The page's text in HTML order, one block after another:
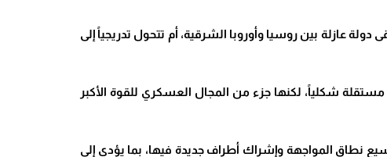
عازلة بين روسيا وأوروبا الشرقية، أم تتحول تدريجياً إلى
مستقلة شكلياً، لكنها جزء من المجال العسكري للقوة الأكبر
نطاق المواجهة وإشراك أطراف جديدة فيها، بما يؤدي إلى